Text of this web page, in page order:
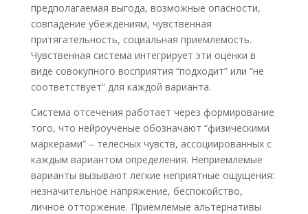
предполагаемая выгода, возможные опасности,
совпадение убеждениям, чувственная
притягательность, социальная приемлемость.
Чувственная система интегрирует эти оценки в
виде совокупного восприятия “подходит” или “не
соответствует” для каждой варианта.
Система отсечения работает через формирование
того, что нейроученые обозначают “физическими
маркерами” – телесных чувств, ассоциированных с
каждым вариантом определения. Неприемлемые
варианты вызывают легкие неприятные ощущения:
незначительное напряжение, беспокойство,
личное отторжение. Приемлемые альтернативы